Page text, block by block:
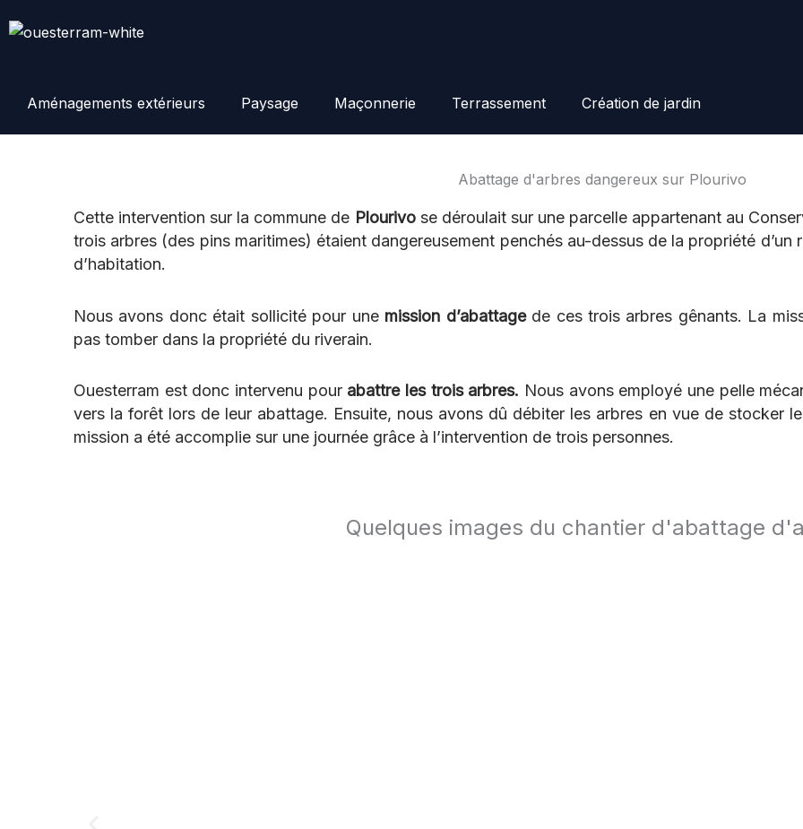
au
Aménagements extérieurs Paysage Maçonnerie Terrassement Création de jardin
Abattage d'arbres dangereux sur Plourivo
Cette intervention sur la commune de Plourivose déroulait sur une parcelle appartenant au
trois arbres (des pins maritimes) étaient dangereusement penchés au-dessus de la propriété
d’habitation.
Nous avons donc était sollicité pour une mission d’abattagede ces trois arbres gênants. La
pas tomber dans la propriété du riverain.
Ouesterram est donc intervenu pour abattre les trois arbres. Nous avons employé une pelle
vers la forêt lors de leur abattage. Ensuite, nous avons dû débiter les arbres en vue de stocker
mission a été accomplie sur une journée grâce à l’intervention de trois personnes.
Quelques images du chantier d'abattage